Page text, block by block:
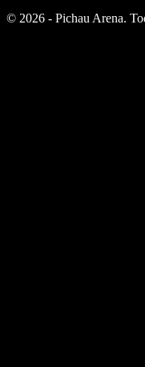
© 2026 - Pichau Arena.